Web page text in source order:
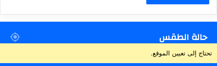
حالة الطقس
تحتاج إلى تعيين الموقع.